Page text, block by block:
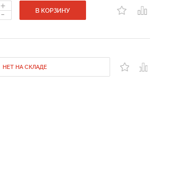
+
- В КОРЗИНУ
НЕТ НА СКЛАДЕ